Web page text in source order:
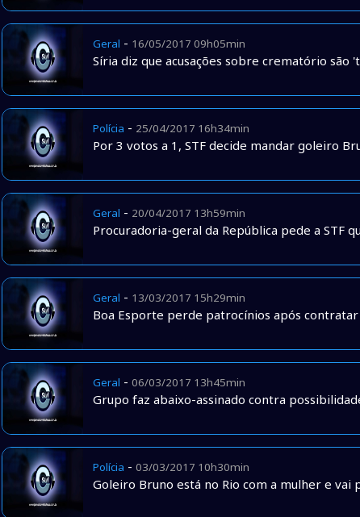
Geral - 16/05/2017 09h05min
Síria diz que acusações sobre crematório são
Polícia - 25/04/2017 16h34min
Por 3 votos a 1, STF decide mandar goleiro
Geral - 20/04/2017 13h59min
Procuradoria-geral da República pede a STF
Geral - 13/03/2017 15h29min
Boa Esporte perde patrocínios após
Geral - 06/03/2017 13h45min
Grupo faz abaixo-assinado contra
Polícia - 03/03/2017 10h30min
Goleiro Bruno está no Rio com a mulher e vai